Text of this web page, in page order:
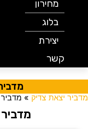
מחירון
בלוג
יצירת
קשר
מדביר יצאת צדיק »